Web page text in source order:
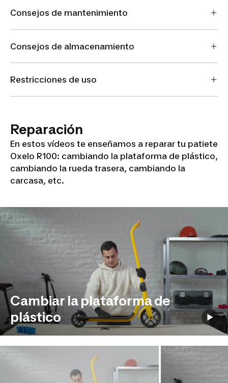
Consejos de mantenimiento
Consejos de almacenamiento
Restricciones de uso
Reparación
En estos vídeos te enseñamos a reparar tu patiete
Oxelo R100: cambiando la plataforma de plástico,
cambiando la rueda trasera, cambiando la
carcasa, etc.
Cambiar la plataforma de
plástico